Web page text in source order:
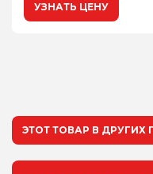
УЗНАТЬ ЦЕНУ
ЭТОТ ТОВАР В ДРУГИХ